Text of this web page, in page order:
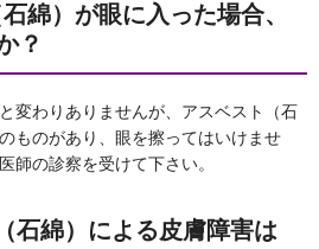
綿）が眼に入った場合、
？
変わりありませんが、アスベスト（石
ものがあり、眼を擦ってはいけませ
師の診察を受けて下さい。
綿）による皮膚障害は